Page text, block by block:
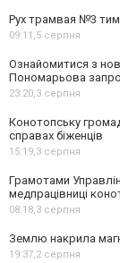
Рух трамвая №3
09:11,5 серпня
Ознайомитися з
Пономарьова
23:20,3 серпня
Конотопську
справах біженців
15:19,3 серпня
Грамотами
медпрацівниці
08:18,3 серпня
Землю накрила
19:37,2 серпня